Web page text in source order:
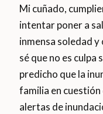
Mi cuñado,
intentar poner a
inmensa soledad y
sé que no es culpa
predicho que la
familia en
alertas de